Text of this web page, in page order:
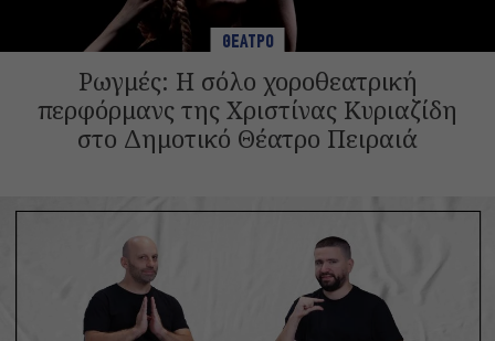
ΘΕΑΤΡΟ
Ρωγμές: Η σόλο χοροθεατρική
περφόρμανς της Χριστίνας Κυριαζίδη
στο Δημοτικό Θέατρο Πειραιά